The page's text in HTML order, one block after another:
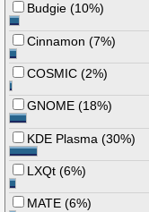
Budgie (10%)
Cinnamon (7%)
COSMIC (2%)
GNOME (18%)
KDE Plasma (30%)
LXQt (6%)
MATE (6%)